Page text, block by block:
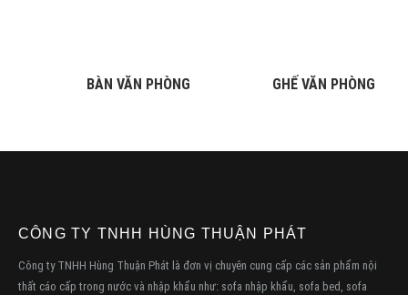
BÀN VĂN PHÒNG GHẾ VĂN PHÒNG
CÔNG TY TNHH HÙNG THUẬN PHÁT
Công ty TNHH Hùng Thuận Phát là đơn vị chuyên cung cấp các sản phẩm nội
thất cáo cấp trong nước và nhập khẩu như: sofa nhập khẩu, sofa bed, sofa